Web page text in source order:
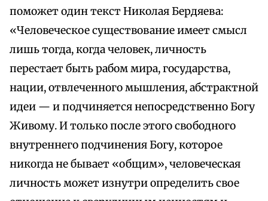
поможет один текст Николая Бердяева:
«Человеческое существование имеет смысл
лишь тогда, когда человек, личность
перестает быть рабом мира, государства,
нации, отвлеченного мышления, абстрактной
идеи — и подчиняется непосредственно Богу
Живому. И только после этого свободного
внутреннего подчинения Богу, которое
никогда не бывает «общим», человеческая
личность может изнутри определить свое